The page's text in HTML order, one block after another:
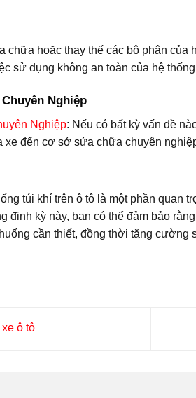
hoặc thay thế các bộ phận của
sử dụng không an toàn của hệ
Nghiệp
Nghiệp: Nếu có bất kỳ vấn đề
xe đến cơ sở sửa chữa chuyên
túi khí trên ô tô là một phần quan
định kỳ này, bạn có thể đảm bảo
cần thiết, đồng thời tăng
ô tô